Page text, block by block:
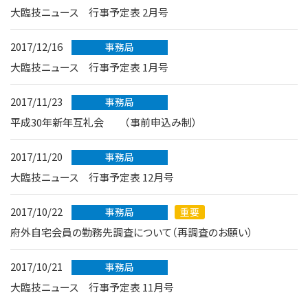
大臨技ニュース 行事予定表 2月号
2017/12/16 事務局
大臨技ニュース 行事予定表 1月号
2017/11/23 事務局
平成30年新年互礼会 （事前申込み制）
2017/11/20 事務局
大臨技ニュース 行事予定表 12月号
2017/10/22 事務局 重要
府外自宅会員の勤務先調査について（再調査のお願い）
2017/10/21 事務局
大臨技ニュース 行事予定表 11月号